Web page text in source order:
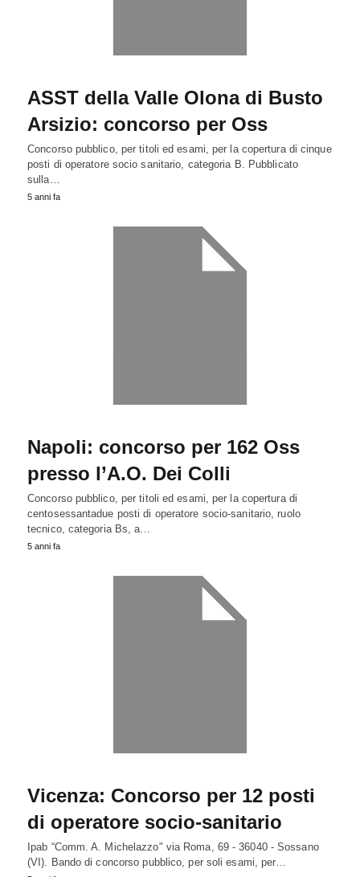
ASST della Valle Olona di Busto
Arsizio: concorso per Oss
Concorso pubblico, per titoli ed esami, per la copertura di cinque
posti di operatore socio sanitario, categoria B. Pubblicato
sulla…
5 anni fa
Napoli: concorso per 162 Oss
presso l’A.O. Dei Colli
Concorso pubblico, per titoli ed esami, per la copertura di
centosessantadue posti di operatore socio-sanitario, ruolo
tecnico, categoria Bs, a…
5 anni fa
Vicenza: Concorso per 12 posti
di operatore socio-sanitario
Ipab “Comm. A. Michelazzo" via Roma, 69 - 36040 - Sossano
(VI). Bando di concorso pubblico, per soli esami, per…